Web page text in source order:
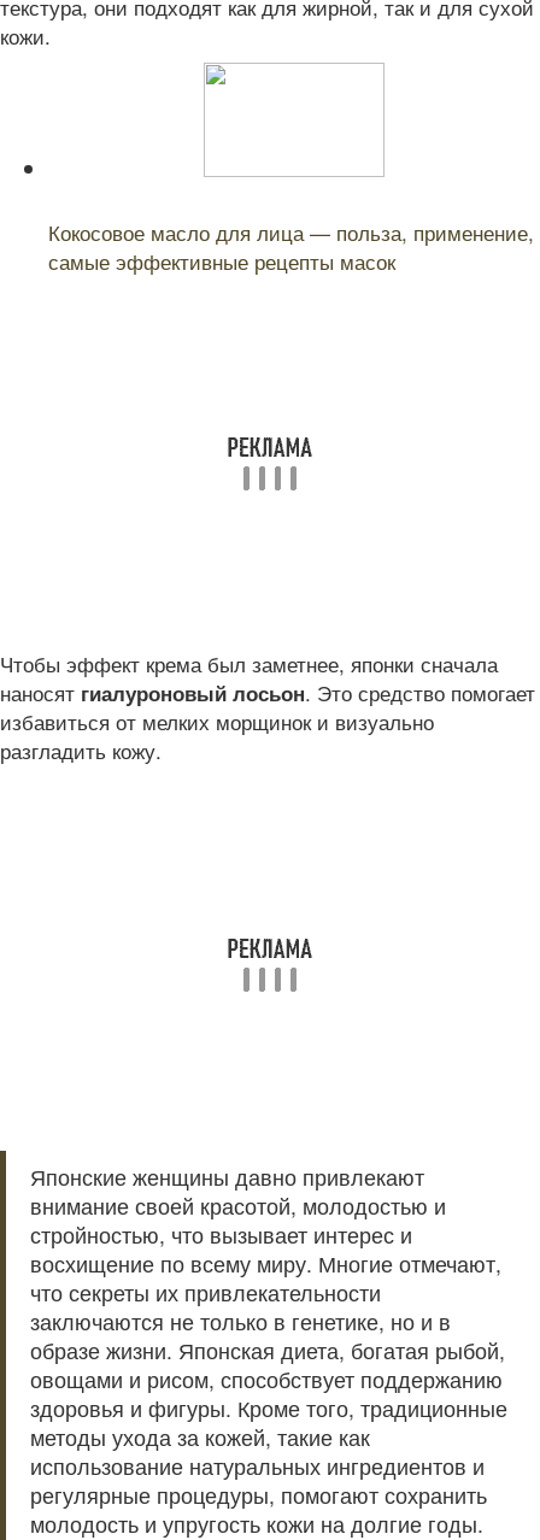
текстура, они подходят как для жирной, так и для сухой
кожи.
Кокосовое масло для лица — польза, применение,
самые эффективные рецепты масок
Чтобы эффект крема был заметнее, японки сначала
наносят гиалуроновый лосьон. Это средство помогает
избавиться от мелких морщинок и визуально
разгладить кожу.
Японские женщины давно привлекают
внимание своей красотой, молодостью и
стройностью, что вызывает интерес и
восхищение по всему миру. Многие отмечают,
что секреты их привлекательности
заключаются не только в генетике, но и в
образе жизни. Японская диета, богатая рыбой,
овощами и рисом, способствует поддержанию
здоровья и фигуры. Кроме того, традиционные
методы ухода за кожей, такие как
использование натуральных ингредиентов и
регулярные процедуры, помогают сохранить
молодость и упругость кожи на долгие годы.